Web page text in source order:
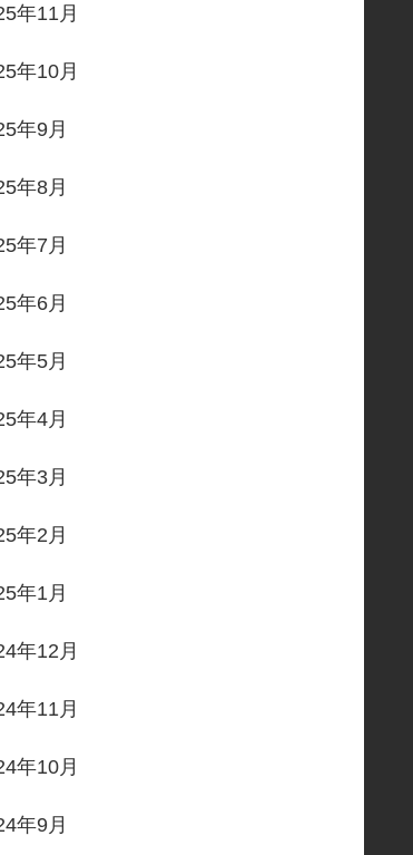
年11月
年10月
年9月
年8月
年7月
年6月
年5月
年4月
年3月
年2月
年1月
年12月
年11月
年10月
年9月